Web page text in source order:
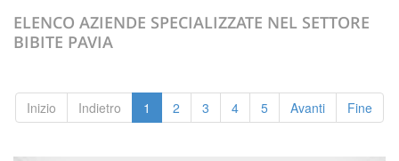
ELENCO AZIENDE SPECIALIZZATE NEL SETTORE
BIBITE PAVIA
Inizio Indietro 1 2 3 4 5 Avanti Fine